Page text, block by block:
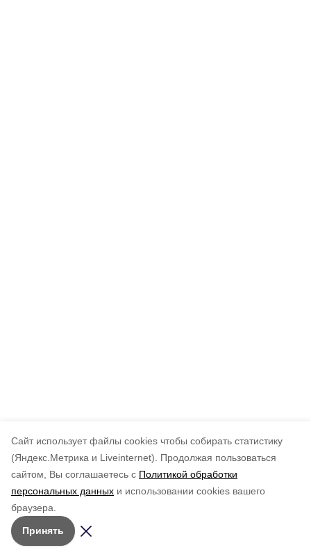
Cайт использует файлы cookies чтобы собирать статистику
(Яндекс.Метрика и Liveinternet).
Продолжая пользоваться
сайтом, Вы соглашаетесь с Политикой обработки
персональных данных и использовании cookies вашего
браузера.
Принять